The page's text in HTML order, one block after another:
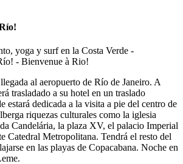
al aeropuerto de Río de Janeiro. A
trasladado a su hotel en un traslado
estará dedicada a la visita a pie del centro de
riquezas culturales como la iglesia
Candelária, la plaza XV, el palacio Imperial
Catedral Metropolitana. Tendrá el resto del
en las playas de Copacabana. Noche en